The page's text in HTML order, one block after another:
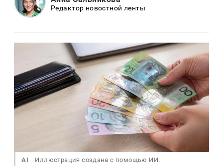
Редактор новостной ленты
AI Иллюстрация создана с помощью ИИ.